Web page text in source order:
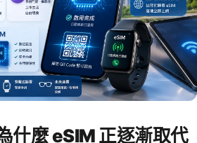
什麼 eSIM 正逐漸取代